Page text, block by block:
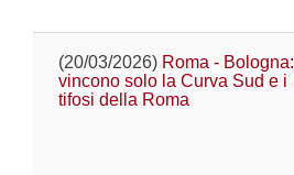
(20/03/2026) Roma - Bologna:
vincono solo la Curva Sud e i
tifosi della Roma